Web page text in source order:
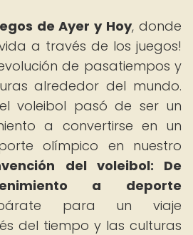
de Ayer y Hoy, donde
a través de los juegos!
de pasatiempos y
alrededor del mundo.
voleibol pasó de ser un
a convertirse en un
olímpico en nuestro
del voleibol: De
a deporte
para un viaje
del tiempo y las culturas